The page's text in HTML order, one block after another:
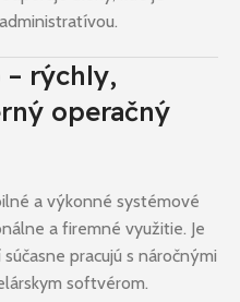
– rýchly,
operačný
a výkonné systémové
a firemné využitie. Je
pracujú s náročnými
softvérom.